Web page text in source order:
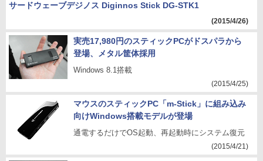
サードウェーブデジノス Diginnos Stick DG-STK1
(2015/4/26)
実売17,980円のスティックPCがドスパラから
登場、メタル筐体採用
Windows 8.1搭載
(2015/4/25)
マウスのスティックPC「m-Stick」に組み込み
向けWindows搭載モデルが登場
通電するだけでOS起動、再起動時にシステム復元
(2015/4/21)